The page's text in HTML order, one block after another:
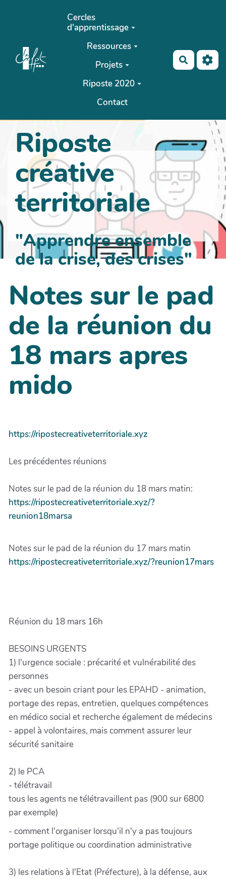
Aller au contenu principal
Cercles
d'apprentissage
Ressources
Projets
Riposte 2020
Contact
Riposte
créative
territoriale
"Apprendre ensemble
de la crise, des crises"
Notes sur le pad
de la réunion du
18 mars apres
mido
https://ripostecreativeterritoriale.xyz
Les précédentes réunions
Notes sur le pad de la réunion du 18 mars matin:
https://ripostecreativeterritoriale.xyz/?
reunion18marsa
Notes sur le pad de la réunion du 17 mars matin
https://ripostecreativeterritoriale.xyz/?reunion17mars
Réunion du 18 mars 16h
BESOINS URGENTS
1) l'urgence sociale : précarité et vulnérabilité des
personnes
- avec un besoin criant pour les EPAHD - animation,
portage des repas, entretien, quelques compétences
en médico social et recherche également de médecins
- appel à volontaires, mais comment assurer leur
sécurité sanitaire
2) le PCA
- télétravail
tous les agents ne télétravaillent pas (900 sur 6800
par exemple)
- comment l'organiser lorsqu'il n'y a pas toujours
portage politique ou coordination administrative
3) les relations à l'Etat (Préfecture), à la défense, aux